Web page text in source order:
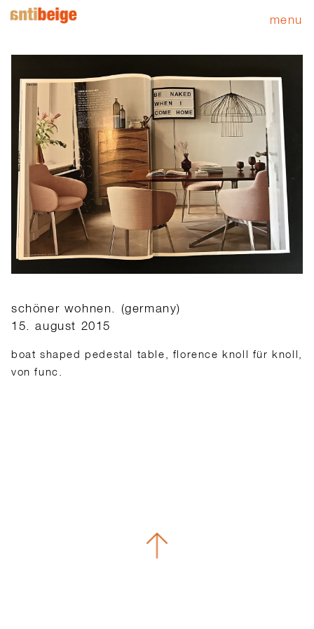
menu
schöner wohnen. (germany)
15. august 2015
boat shaped pedestal table, florence knoll für knoll,
von func.